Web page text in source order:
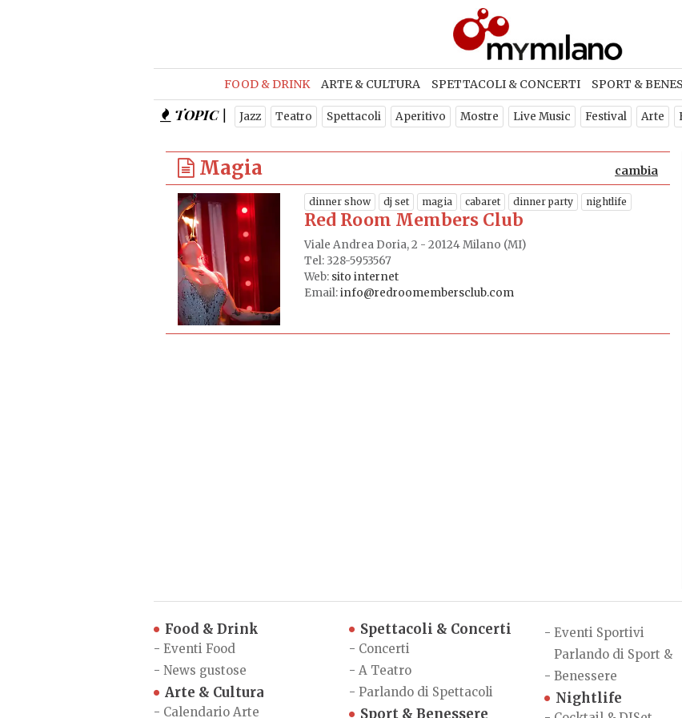
FOOD & DRINK ARTE & CULTURA SPETTACOLI & CONCERTI SPORT &
TOPIC | Jazz Teatro Spettacoli Aperitivo Mostre Live Music Festival Arte
Magia cambia
dinner show dj set magia cabaret dinner party nightlife
Red Room Members Club
Viale Andrea Doria, 2 - 20124 Milano (MI)
Tel: 328-5953567
Web: sito internet
Email:info@redroomembersclub.com
Food & Drink
- Eventi Food
- News gustose
Arte & Cultura
- Calendario Arte
Spettacoli & Concerti
- Concerti
- A Teatro
- Parlando di Spettacoli
Sport & Benessere
- Eventi Sportivi
-
Parlando di Sport &
Benessere
Nightlife